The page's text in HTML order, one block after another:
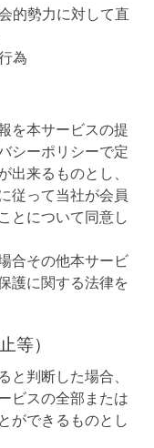
的勢力に対して直
為
を本サービスの提
シーポリシーで定
出来るものとし、
従って当社が会員
とについて同意し
合その他本サービ
護に関する法律を
等）
と判断した場合、
ビスの全部または
ができるものとし